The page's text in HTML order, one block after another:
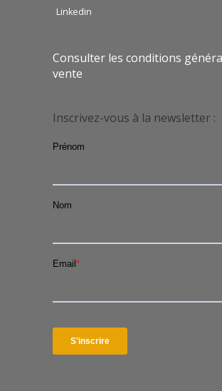
Linkedin
Consulter les conditions
vente
Inscrivez-vous à la newsletter :